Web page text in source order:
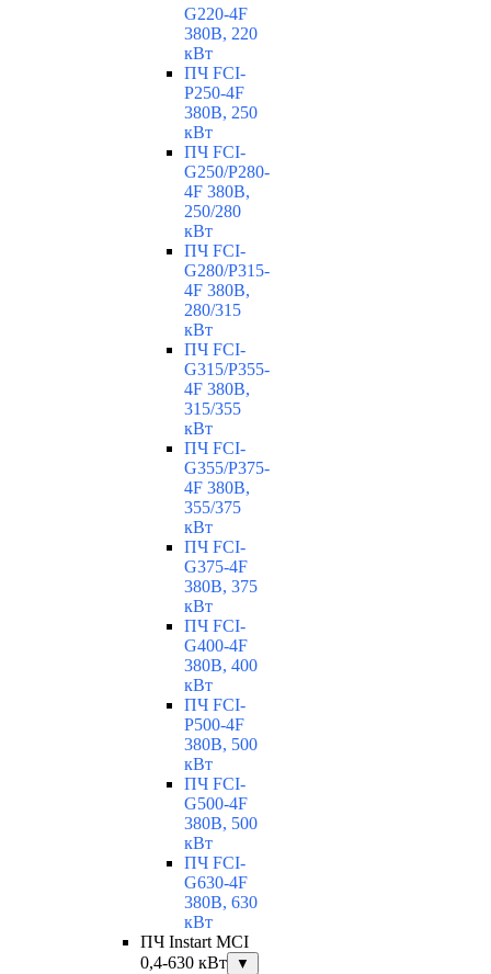
G220-4F
380В, 220
кВт
ПЧ FCI-
P250-4F
380В, 250
кВт
ПЧ FCI-
G250/P280-
4F 380В,
250/280
кВт
ПЧ FCI-
G280/P315-
4F 380В,
280/315
кВт
ПЧ FCI-
G315/P355-
4F 380В,
315/355
кВт
ПЧ FCI-
G355/P375-
4F 380В,
355/375
кВт
ПЧ FCI-
G375-4F
380В, 375
кВт
ПЧ FCI-
G400-4F
380В, 400
кВт
ПЧ FCI-
P500-4F
380В, 500
кВт
ПЧ FCI-
G500-4F
380В, 500
кВт
ПЧ FCI-
G630-4F
380В, 630
кВт
ПЧ Instart MCI
0,4-630 кВт
▼